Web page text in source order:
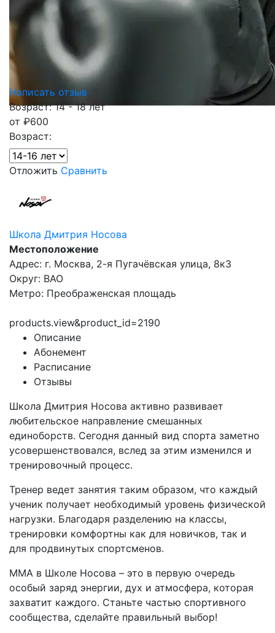
Написать отзыв
Возраст: 14 - 18 лет
от ₽600
Возраст:
Отложить Сравнить
Школа Дмитрия Носова
Местоположение
Адрес: г. Москва, 2-я Пугачёвская улица, 8к3
Округ: ВАО
Метро: Преображенская площадь
products.view&product_id=2190
Описание
Абонемент
Расписание
Отзывы
Школа Дмитрия Носова активно развивает
любительское направление смешанных
единоборств. Сегодня данный вид спорта заметно
усовершенствовался, вслед за этим изменился и
тренировочный процесс.
Тренер ведет занятия таким образом, что каждый
ученик получает необходимый уровень физической
нагрузки. Благодаря разделению на классы,
тренировки комфортны как для новичков, так и
для продвинутых спортсменов.
ММА в Школе Носова – это в первую очередь
особый заряд энергии, дух и атмосфера, которая
захватит каждого. Станьте частью спортивного
сообщества, сделайте правильный выбор!